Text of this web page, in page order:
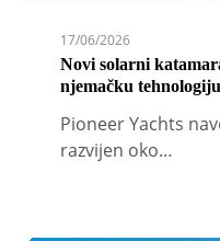
17/06/2026
Novi solarni
njemačku
Pioneer Yachts
razvijen oko…